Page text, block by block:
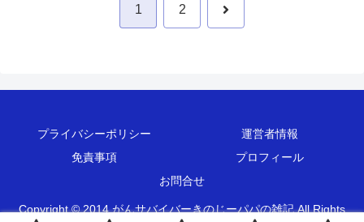
1 2 次
プライバシーポリシー
運営者情報
免責事項
プロフィール
お問合せ
Copyright © 2014 がんサバイバーきのじーパパの雑記 All Rights